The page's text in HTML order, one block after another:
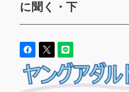
に聞く・下